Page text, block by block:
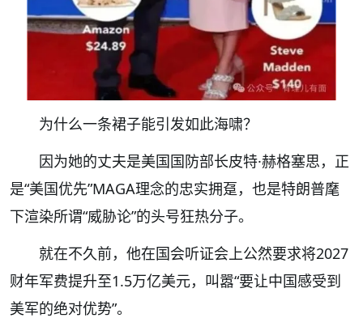
为什么一条裙子能引发如此海啸？
因为她的丈夫是美国国防部长皮特·赫格塞思，正
是“美国优先”MAGA理念的忠实拥趸，也是特朗普麾
下渲染所谓“威胁论”的头号狂热分子。
就在不久前，他在国会听证会上公然要求将2027
财年军费提升至1.5万亿美元，叫嚣“要让中国感受到
美军的绝对优势”。